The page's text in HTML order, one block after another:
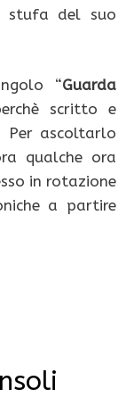
stufa del suo
“Guarda
scritto e
Per ascoltarlo
qualche ora
in rotazione
a partire